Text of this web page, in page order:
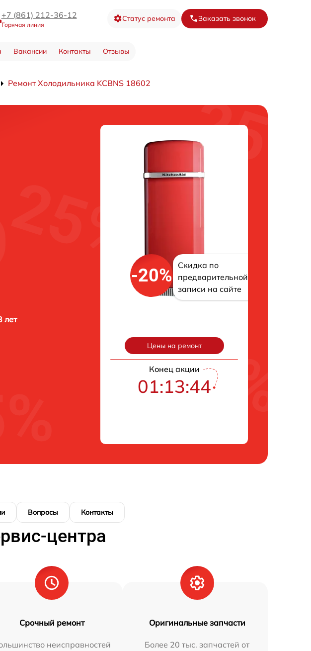
+7 (861) 212-36-12
Горячая линия
Статус ремонта Заказать звонок
Вакансии Контакты Отзывы
Ремонт Холодильника KCBNS 18602
лет
-20%
Скидка по
предварительной
записи на сайте
Цены на ремонт
Конец акции
01:13:42
Вопросы Контакты
центра
Срочный ремонт
неисправностей
Оригинальные запчасти
Более 20 тыс. запчастей от